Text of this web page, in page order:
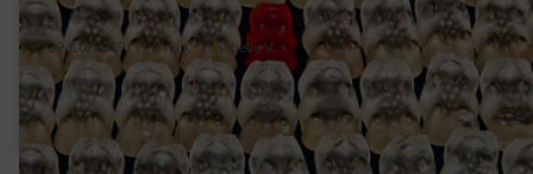
29/10/2019 | 3 min. | Isabelle V.
Uw klanten motiveren om CO2 te besparen:
zo lukt het